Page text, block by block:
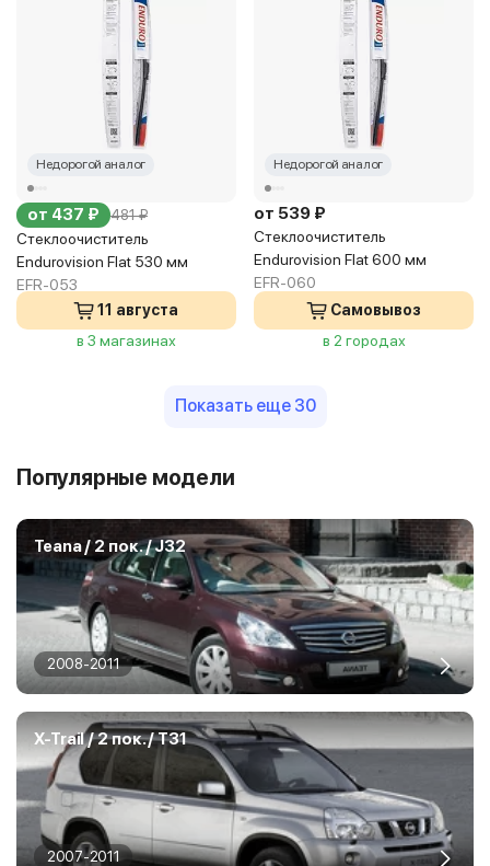
Недорогой аналог
от 437 ₽ 481 ₽
Стеклоочиститель
Endurovision Flat 530 мм
EFR-053
11 августа
в 3 магазинах
Недорогой аналог
от 539 ₽
Стеклоочиститель
Endurovision Flat 600 мм
EFR-060
Самовывоз
в 2 городах
Показать еще 30
Популярные модели
Teana / 2 пок. / J32
2008-2011
X-Trail / 2 пок. / T31
2007-2011